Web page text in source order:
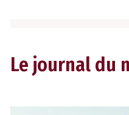
Le journal du